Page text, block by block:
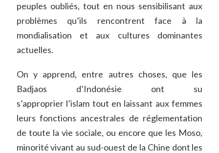
peuples oubliés, tout en nous sensibilisant aux
problèmes qu’ils rencontrent face à la
mondialisation et aux cultures dominantes
actuelles.
On y apprend, entre autres choses, que les
Badjaos d’Indonésie ont su
s’approprier l’islam tout en laissant aux femmes
leurs fonctions ancestrales de réglementation
de toute la vie sociale, ou encore que les Moso,
minorité vivant au sud-ouest de la Chine dont les